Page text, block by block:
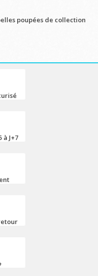
poupées de collection
à J+7